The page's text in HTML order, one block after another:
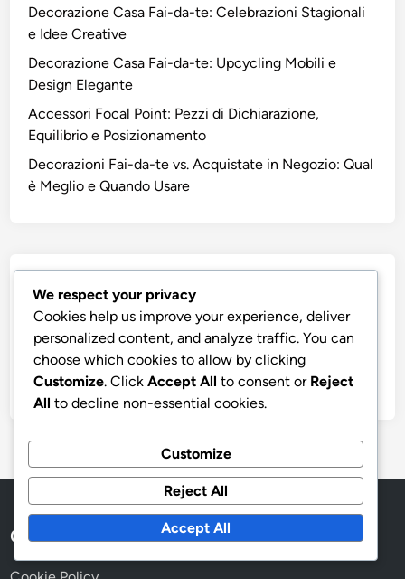
Decorazione Casa Fai-da-te: Celebrazioni Stagionali
e Idee Creative
Decorazione Casa Fai-da-te: Upcycling Mobili e
Design Elegante
Accessori Focal Point: Pezzi di Dichiarazione,
Equilibrio e Posizionamento
Decorazioni Fai-da-te vs. Acquistate in Negozio: Qual
è Meglio e Quando Usare
Archivi
December 2025
November 2025
October 2025
Collegamenti Rapidi
We respect your privacy
Cookies help us improve your experience, deliver
personalized content, and analyze traffic. You can
choose which cookies to allow by clicking
Customize. Click Accept All to consent or Reject
All to decline non-essential cookies.
Customize
Reject All
Accept All